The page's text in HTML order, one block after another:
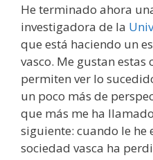
He terminado ahora
investigadora de la
que está haciendo un
vasco. Me gustan estas
permiten ver lo
un poco más de
que más me ha
siguiente: cuando le he
sociedad vasca ha